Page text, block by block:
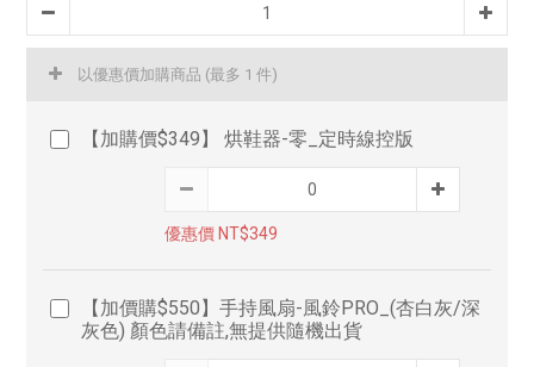
以優惠價加購商品 (最多 1 件)
【加購價$349】 烘鞋器-零_定時線控版
優惠價 NT$349
【加價購$550】手持風扇-風鈴PRO_(杏白灰/深
灰色) 顏色請備註,無提供隨機出貨